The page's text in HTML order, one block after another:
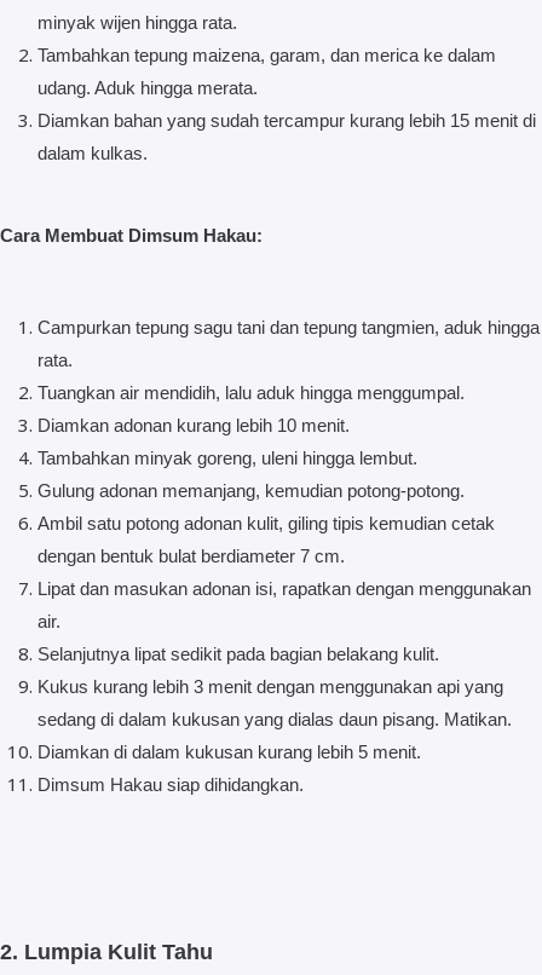
minyak wijen hingga rata.
Tambahkan tepung maizena, garam, dan merica ke dalam
udang. Aduk hingga merata.
Diamkan bahan yang sudah tercampur kurang lebih 15 menit di
dalam kulkas.
Cara Membuat Dimsum Hakau:
Campurkan tepung sagu tani dan tepung tangmien, aduk hingga
rata.
Tuangkan air mendidih, lalu aduk hingga menggumpal.
Diamkan adonan kurang lebih 10 menit.
Tambahkan minyak goreng, uleni hingga lembut.
Gulung adonan memanjang, kemudian potong-potong.
Ambil satu potong adonan kulit, giling tipis kemudian cetak
dengan bentuk bulat berdiameter 7 cm.
Lipat dan masukan adonan isi, rapatkan dengan menggunakan
air.
Selanjutnya lipat sedikit pada bagian belakang kulit.
Kukus kurang lebih 3 menit dengan menggunakan api yang
sedang di dalam kukusan yang dialas daun pisang. Matikan.
Diamkan di dalam kukusan kurang lebih 5 menit.
Dimsum Hakau siap dihidangkan.
2. Lumpia Kulit Tahu